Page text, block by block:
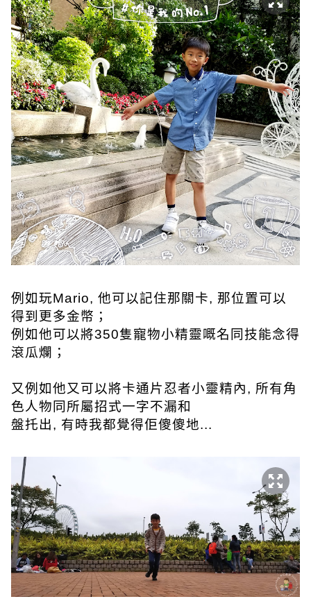
例如玩Mario, 他可以記住那關卡, 那位置可以
得到更多金幣；
例如他可以將350隻寵物小精靈嘅名同技能念得
滾瓜爛；
又例如他又可以將卡通片忍者小靈精內, 所有角
色人物同所屬招式一字不漏和
盤托出, 有時我都覺得佢傻傻地...